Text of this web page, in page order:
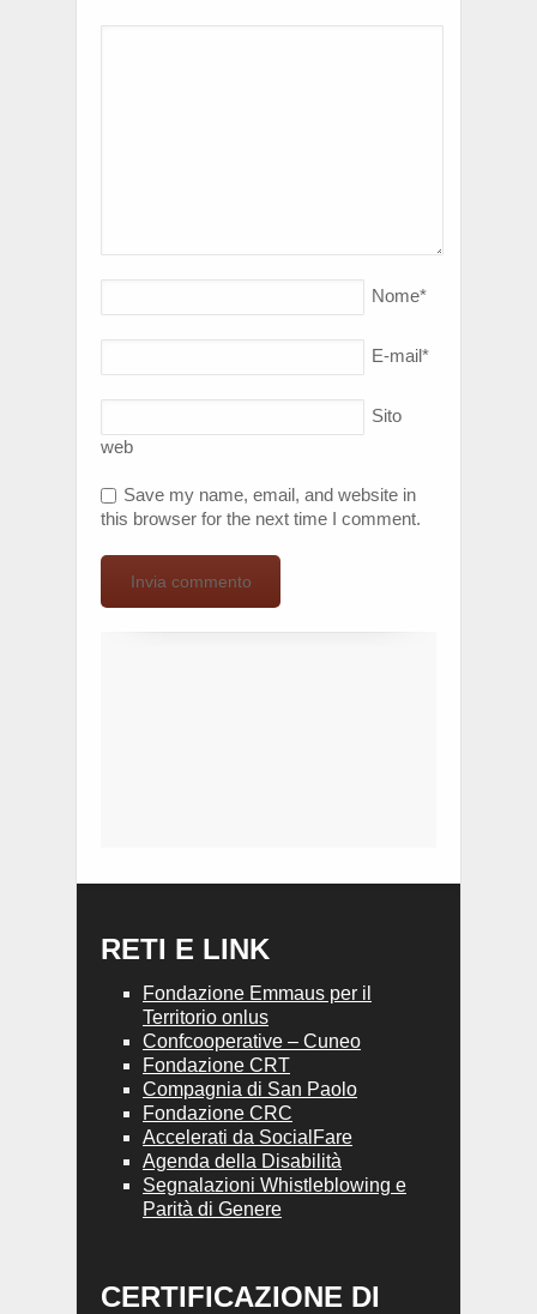
Nome*
E-mail*
Sito
web
Save my name, email, and website in
this browser for the next time I comment.
RETI E LINK
Fondazione Emmaus per il
Territorio onlus
Confcooperative – Cuneo
Fondazione CRT
Compagnia di San Paolo
Fondazione CRC
Accelerati da SocialFare
Agenda della Disabilità
Segnalazioni Whistleblowing e
Parità di Genere
CERTIFICAZIONE DI